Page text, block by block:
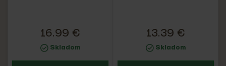
16.99 €
Skladom
13.39 €
Skladom